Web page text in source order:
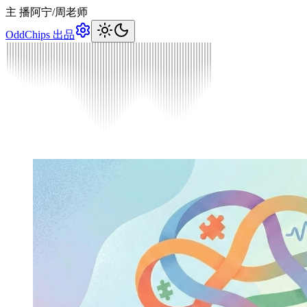
主 播阿宁/周老师
OddChips 出品